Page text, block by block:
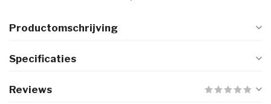
Productomschrijving
Specificaties
Reviews